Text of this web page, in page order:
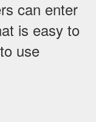
can enter
is easy to
use